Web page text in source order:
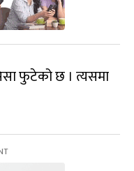
फुटेको छ । त्यसमा